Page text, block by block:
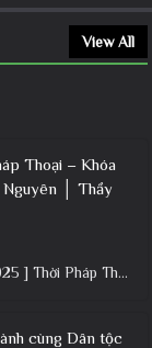
View All
Thoại – Khóa
Nguyên │ Thầy
+ Pháp thoại: [ 22.11.2025 ] Thời Pháp Thoại – Khóa Chuyên Tu Chùa Khai Nguyên │ Thầy Thích Đạo
cùng Dân tộc